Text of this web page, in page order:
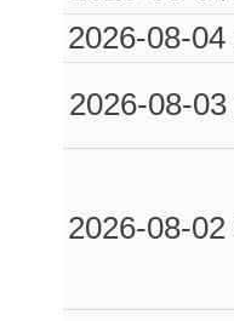
0.03
0.03
0.03
0.02
2026-08-04
2026-08-03
2026-08-02